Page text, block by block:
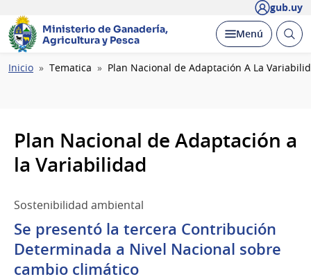
gub.uy
Ministerio de Ganadería,
Agricultura y Pesca
Desplegar
Menú Abrir
Ruta
Inicio Tematica Plan Nacional de Adaptación A La
Plan Nacional de Adaptación a
la Variabilidad
Sostenibilidad ambiental
Se presentó la tercera Contribución
Determinada a Nivel Nacional sobre
cambio climático